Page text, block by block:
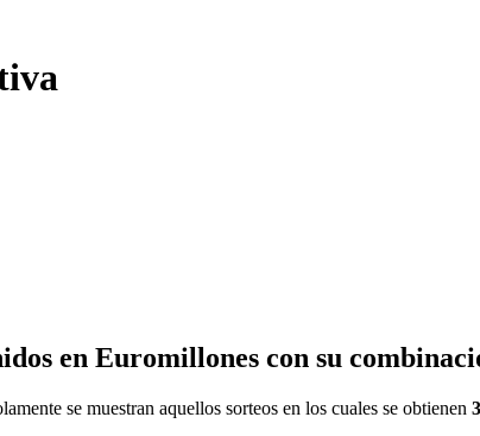
en Euromillones con su
se muestran aquellos sorteos en los cuales se obtienen 3